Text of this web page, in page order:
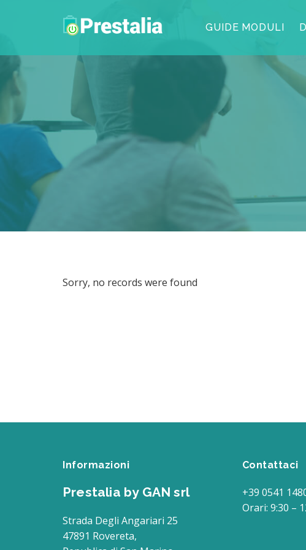
GUIDE MODULI
Sorry, no records were found
Informazioni
Prestalia by GAN srl
Strada Degli Angariari 25
47891 Rovereta,
Contattaci
+39 0541
Orari: 9:30 –